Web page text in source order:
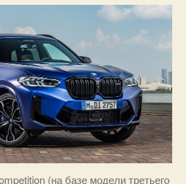
(на базе модели третьего